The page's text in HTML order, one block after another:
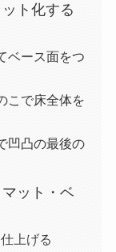
ト化する
ベース面をつ
こで床全体を
凹凸の最後の
ット・ベ
上げる